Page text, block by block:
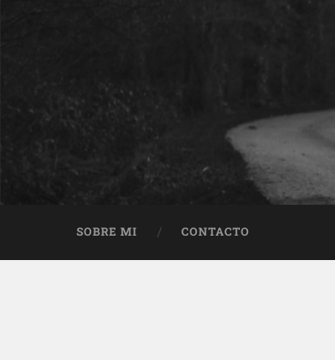
SOBRE MI CONTACTO